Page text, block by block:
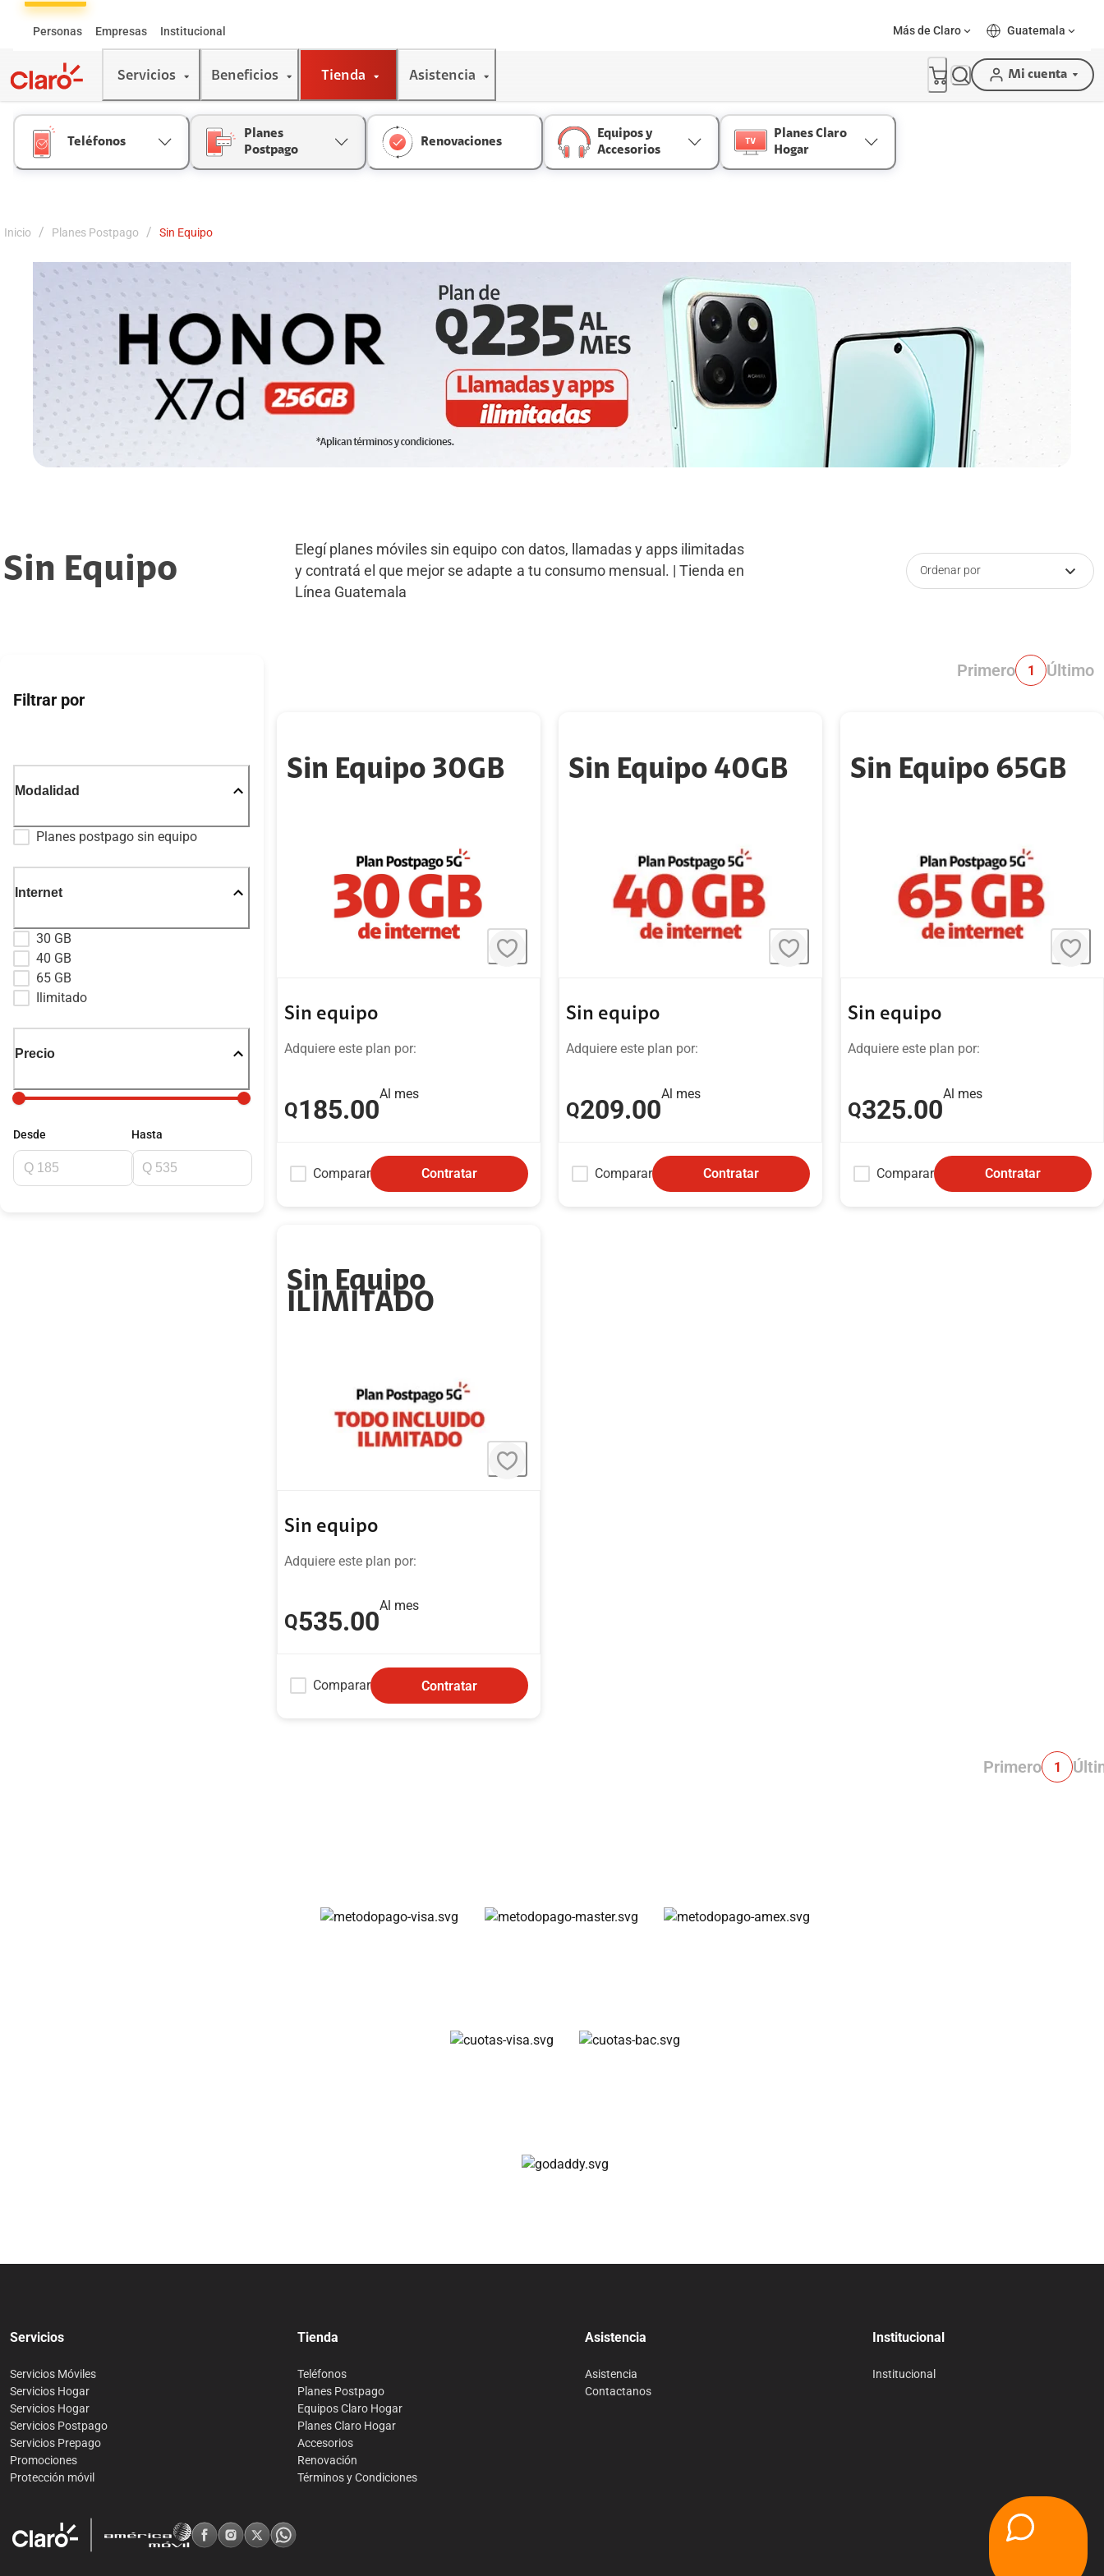
Personas Empresas Institucional Más de Claro Guatemala
Servicios Beneficios Tienda Asistencia Mi cuenta
Teléfonos
Planes
Postpago
Renovaciones
Equipos y
Accesorios
Planes Claro
Hogar
Inicio / Planes Postpago / Sin Equipo
Sin Equipo
Elegí planes móviles sin equipo con datos, llamadas y apps ilimitadas
y contratá el que mejor se adapte a tu consumo mensual. | Tienda en
Línea Guatemala
Ordenar por
Filtrar por
Modalidad
Planes postpago sin equipo
Internet
30 GB
40 GB
65 GB
Ilimitado
Precio
Desde Hasta
Primero 1 Último
Sin Equipo 30GB
Sin equipo
Adquiere este plan por:
Q185.00
Al mes
Comparar Contratar
Sin Equipo 40GB
Sin equipo
Adquiere este plan por:
Q209.00
Al mes
Comparar Contratar
Sin Equipo 65GB
Sin equipo
Adquiere este plan por:
Q325.00
Al mes
Comparar Contratar
Sin Equipo
ILIMITADO
Sin equipo
Adquiere este plan por:
Q535.00
Al mes
Comparar Contratar
Primero 1
Servicios
Servicios Móviles
Servicios Hogar
Servicios Hogar
Servicios Postpago
Servicios Prepago
Promociones
Protección móvil
Tienda
Teléfonos
Planes Postpago
Equipos Claro Hogar
Planes Claro Hogar
Accesorios
Renovación
Términos y Condiciones
Asistencia
Asistencia
Contactanos
Institucional
Institucional